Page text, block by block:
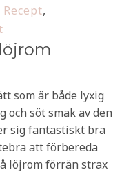
Recept,
som är både lyxig
och söt smak av den
sig fantastiskt bra
att förbereda
löjrom förrän strax